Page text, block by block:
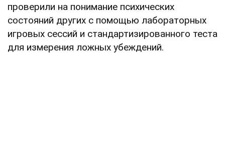
проверили на понимание психических
состояний других с помощью лабораторных
игровых сессий и стандартизированного теста
для измерения ложных убеждений.